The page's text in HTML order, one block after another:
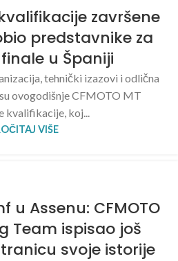
završene
predstavnike za
u Španiji
tehnički izazovi i odlična
ovogodišnje CFMOTO MT
kvalifikacije, koj...
VIŠE
u Assenu: CFMOTO
Team ispisao još
svoje istorije